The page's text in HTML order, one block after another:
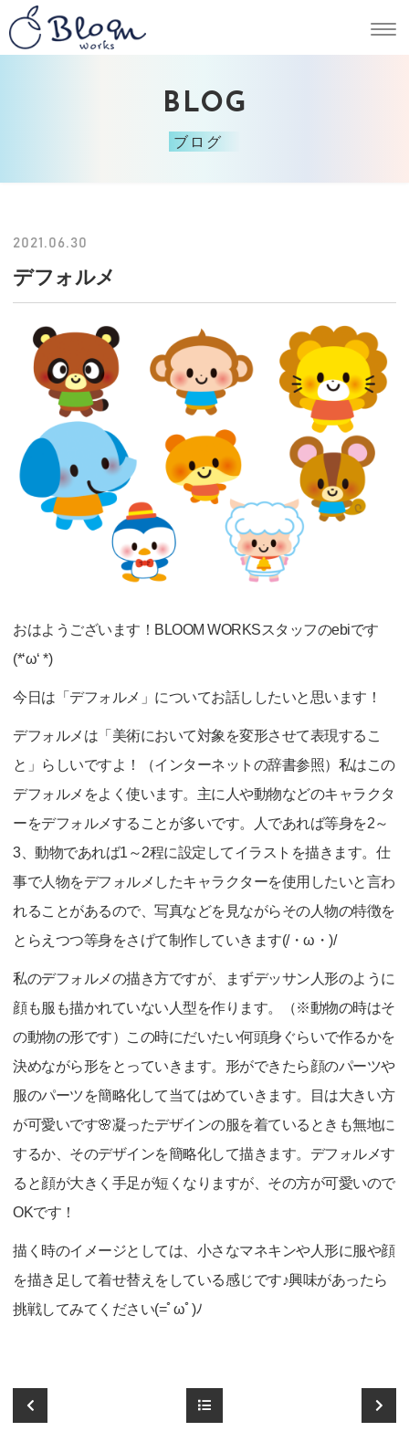
BLOG
ブログ
2021.06.30
デフォルメ
おはようございます！BLOOM WORKSスタッフのebiです
(*‘ω‘ *)
今日は「デフォルメ」についてお話ししたいと思います！
デフォルメは「美術において対象を変形させて表現するこ
と」らしいですよ！（インターネットの辞書参照）私はこの
デフォルメをよく使います。主に人や動物などのキャラクタ
ーをデフォルメすることが多いです。人であれば等身を2～
3、動物であれば1～2程に設定してイラストを描きます。仕
事で人物をデフォルメしたキャラクターを使用したいと言わ
れることがあるので、写真などを見ながらその人物の特徴を
とらえつつ等身をさげて制作していきます(/・ω・)/
私のデフォルメの描き方ですが、まずデッサン人形のように
顔も服も描かれていない人型を作ります。（※動物の時はそ
の動物の形です）この時にだいたい何頭身ぐらいで作るかを
決めながら形をとっていきます。形ができたら顔のパーツや
服のパーツを簡略化して当てはめていきます。目は大きい方
が可愛いです🌸凝ったデザインの服を着ているときも無地に
するか、そのデザインを簡略化して描きます。デフォルメす
ると顔が大きく手足が短くなりますが、その方が可愛いので
OKです！
描く時のイメージとしては、小さなマネキンや人形に服や顔
を描き足して着せ替えをしている感じです♪興味があったら
挑戦してみてください(=ﾟωﾟ)ﾉ